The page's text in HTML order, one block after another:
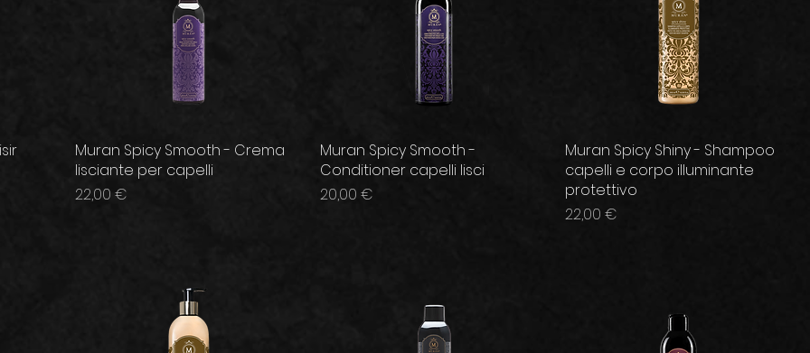
Muran Spicy Smooth - Crema
lisciante per capelli
Prezzo
22,00 €
Muran Spicy Smooth -
Conditioner capelli lisci
Prezzo
20,00 €
Muran Spicy Shiny - Shampoo
capelli e corpo illuminante
protettivo
Prezzo
22,00 €